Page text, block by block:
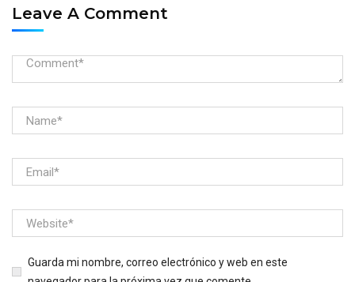
Leave A Comment
Guarda mi nombre, correo electrónico y web en este